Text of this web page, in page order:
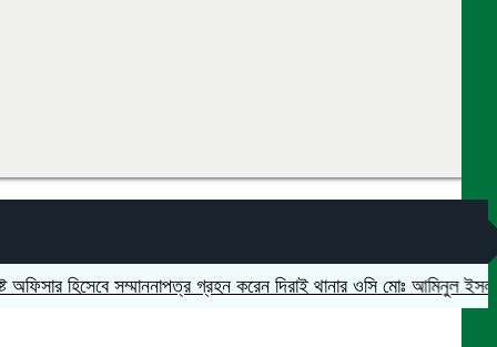
হিসেবে সম্মাননাপত্র গ্রহন করেন দিরাই থানার ওসি মোঃ আমিনুল ইসলাম